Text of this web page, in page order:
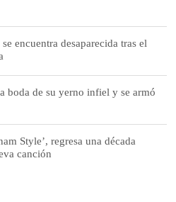
encuentra desaparecida tras el
boda de su yerno infiel y se armó
Style’, regresa una década
canción